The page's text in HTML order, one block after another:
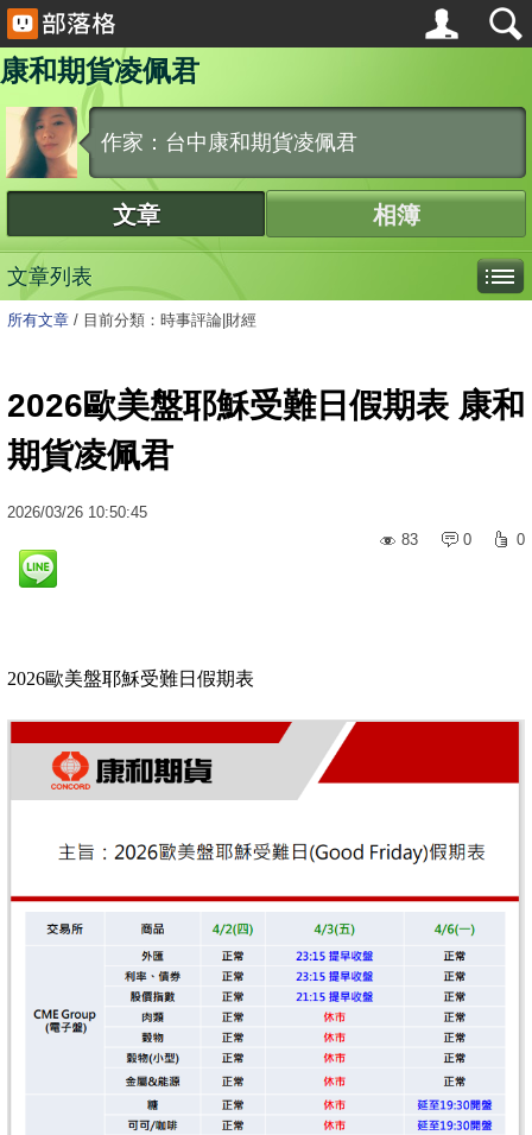
康和期貨凌佩君
作家：台中康和期貨凌佩君
文章 相簿
文章列表
所有文章 / 目前分類：時事評論|財經
2026歐美盤耶穌受難日假期表 康和
期貨凌佩君
2026/03/26 10:50:45
83
0 0
2026歐美盤耶穌受難日假期表